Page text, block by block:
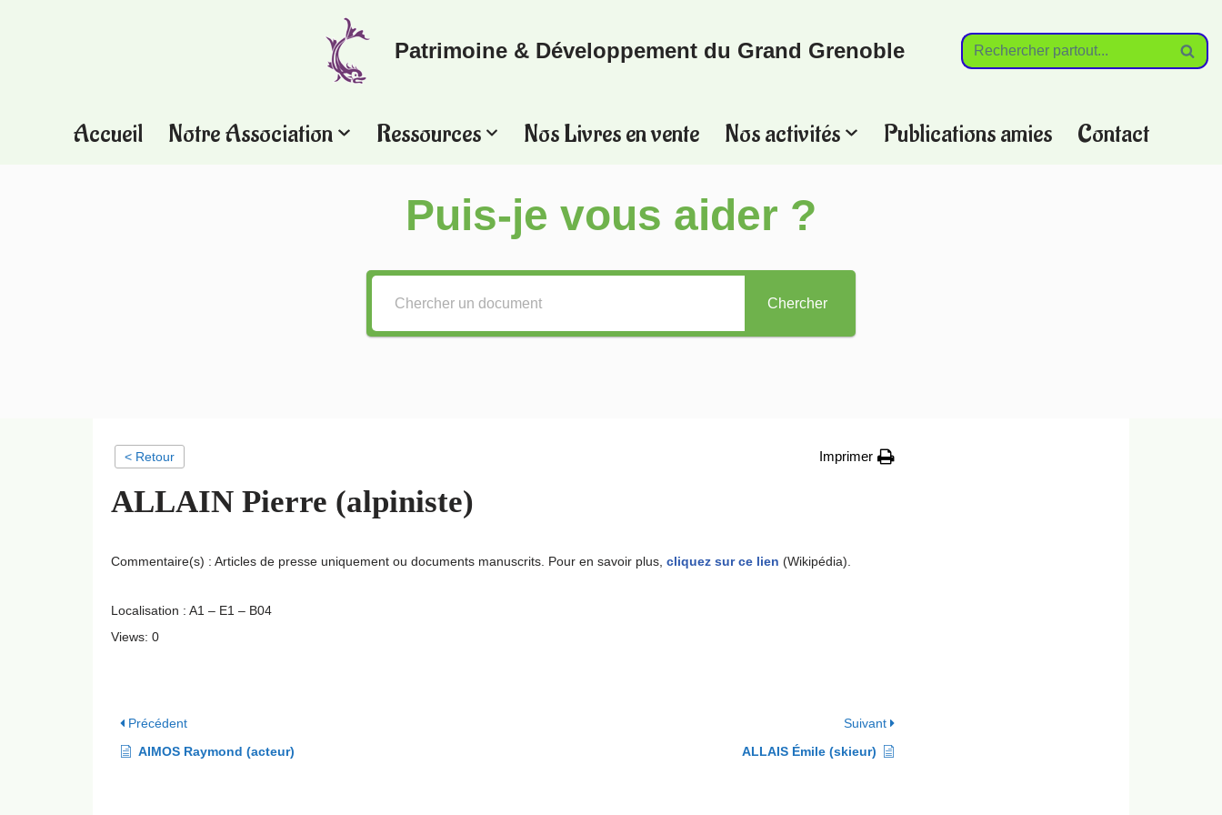
Patrimoine & Développement du Grand Grenoble
Accueil Notre Association Ressources Nos Livres en vente Nos activités Publications amies Contact
Puis-je vous aider ?
Chercher
< Retour Imprimer
ALLAIN Pierre (alpiniste)
Commentaire(s) : Articles de presse uniquement ou documents manuscrits. Pour en savoir plus, cliquez sur ce lien (Wikipédia).
Localisation : A1 – E1 – B04
Views: 0
Précédent
AIMOS Raymond (acteur)
Suivant
ALLAIS Émile (skieur)